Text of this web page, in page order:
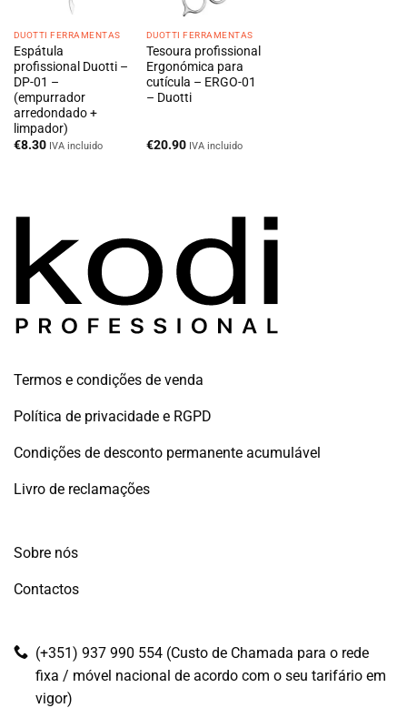
DUOTTI FERRAMENTAS
Espátula
profissional Duotti –
DP-01 –
(empurrador
arredondado +
limpador)
€8.30 IVA incluido
DUOTTI FERRAMENTAS
Tesoura profissional
Ergonómica para
cutícula – ERGO-01
– Duotti
€20.90 IVA incluido
Termos e condições de venda
Política de privacidade e RGPD
Condições de desconto permanente acumulável
Livro de reclamações
Sobre nós
Contactos
(+351) 937 990 554 (Custo de Chamada para o rede
fixa / móvel nacional de acordo com o seu tarifário em
vigor)